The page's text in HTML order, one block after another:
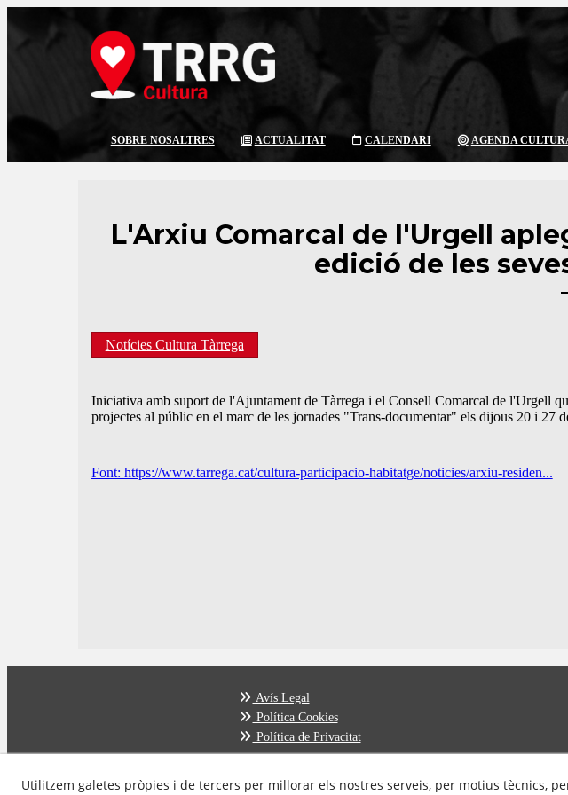
SOBRE NOSALTRES ACTUALITAT CALENDARI AGENDA
L'Arxiu Comarcal de l'Urgell
edició de les
Notícies Cultura Tàrrega
Iniciativa amb suport de l'Ajuntament de Tàrrega i el Consell Comarcal de l'Urgell
projectes al públic en el marc de les jornades "Trans-documentar" els dijous 20 i 27
Font: https://www.tarrega.cat/cultura-participacio-habitatge/noticies/arxiu-residen...
Avís Legal
Política Cookies
Política de Privacitat
Utilitzem galetes pròpies i de tercers per millorar els nostres serveis, per motius tècnics,